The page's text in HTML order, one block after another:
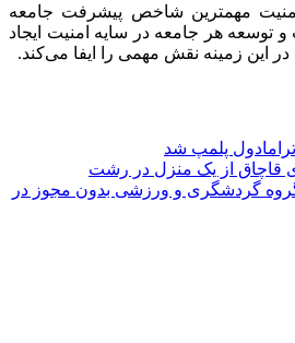
امنیت مهمترین شاخص پیشرفت جامعه
توسعه هر جامعه در سایه امنیت ایجاد
این زمینه نقش مهمی را ایفا می‌کند.
از تردد ۳۱ گروه گردشگری و ورزشی بدون مجوز در